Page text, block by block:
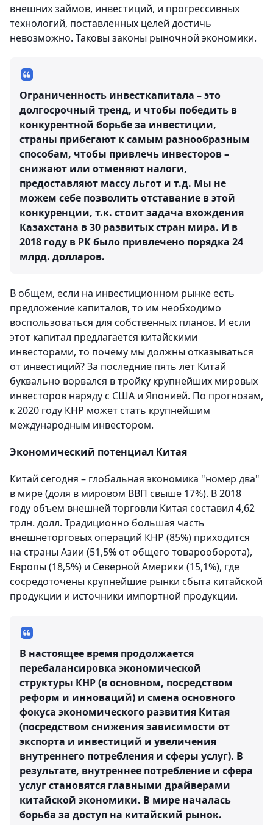
внешних займов, инвестиций, и прогрессивных
технологий, поставленных целей достичь
невозможно. Таковы законы рыночной экономики.
Ограниченность инвесткапитала – это
долгосрочный тренд, и чтобы победить в
конкурентной борьбе за инвестиции,
страны прибегают к самым разнообразным
способам, чтобы привлечь инвесторов –
снижают или отменяют налоги,
предоставляют массу льгот и т.д. Мы не
можем себе позволить отставание в этой
конкуренции, т.к. стоит задача вхождения
Казахстана в 30 развитых стран мира. И в
2018 году в РК было привлечено порядка 24
млрд. долларов.
В общем, если на инвестиционном рынке есть
предложение капиталов, то им необходимо
воспользоваться для собственных планов. И если
этот капитал предлагается китайскими
инвесторами, то почему мы должны отказываться
от инвестиций? За последние пять лет Китай
буквально ворвался в тройку крупнейших мировых
инвесторов наряду с США и Японией. По прогнозам,
к 2020 году КНР может стать крупнейшим
международным инвестором.
Экономический потенциал Китая
Китай сегодня – глобальная экономика "номер два"
в мире (доля в мировом ВВП свыше 17%). В 2018
году объем внешней торговли Китая составил 4,62
трлн. долл. Традиционно большая часть
внешнеторговых операций КНР (85%) приходится
на страны Азии (51,5% от общего товарооборота),
Европы (18,5%) и Северной Америки (15,1%), где
сосредоточены крупнейшие рынки сбыта китайской
продукции и источники импортной продукции.
В настоящее время продолжается
перебалансировка экономической
структуры КНР (в основном, посредством
реформ и инноваций) и смена основного
фокуса экономического развития Китая
(посредством снижения зависимости от
экспорта и инвестиций и увеличения
внутреннего потребления и сферы услуг). В
результате, внутреннее потребление и сфера
услуг становятся главными драйверами
китайской экономики. В мире началась
борьба за доступ на китайский рынок.